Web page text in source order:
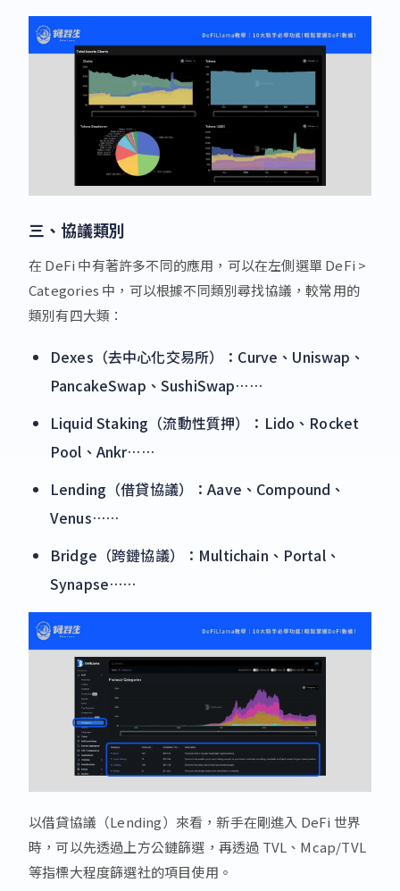
三、協議類別
在 DeFi 中有著許多不同的應用，可以在左側選單 DeFi >
Categories 中，可以根據不同類別尋找協議，較常用的
類別有四大類：
Dexes（去中心化交易所）：Curve、Uniswap、
PancakeSwap、SushiSwap……
Liquid Staking（流動性質押）：Lido、Rocket
Pool、Ankr……
Lending（借貸協議）：Aave、Compound、
Venus……
Bridge（跨鏈協議）：Multichain、Portal、
Synapse……
以借貸協議（Lending）來看，新手在剛進入 DeFi 世界
時，可以先透過上方公鏈篩選，再透過 TVL、Mcap/TVL
等指標大程度篩選社的項目使用。